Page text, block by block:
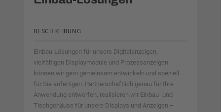
BESCHREIBUNG
Einbau-Lösungen für unsere Digitalanzeigen,
vielfältigen Displaymodule und Prozessanzeigen
können wir gern gemeinsam entwickeln und speziell
für Sie anfertigen. Partnerschaftlich genau für Ihre
Anwendung entworfen, realisieren wir Einbau- und
Tischgehäuse für unsere Displays und Anzeigen –